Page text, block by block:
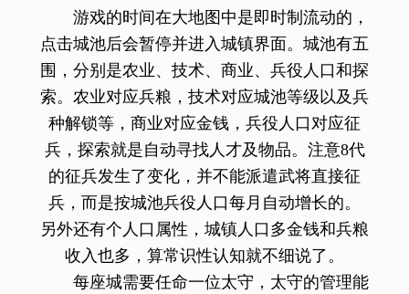
游戏的时间在大地图中是即时制流动的，
点击城池后会暂停并进入城镇界面。城池有五
围，分别是农业、技术、商业、兵役人口和探
索。农业对应兵粮，技术对应城池等级以及兵
种解锁等，商业对应金钱，兵役人口对应征
兵，探索就是自动寻找人才及物品。注意8代
的征兵发生了变化，并不能派遣武将直接征
兵，而是按城池兵役人口每月自动增长的。
另外还有个人口属性，城镇人口多金钱和兵粮
收入也多，算常识性认知就不细说了。
每座城需要任命一位太守，太守的管理能